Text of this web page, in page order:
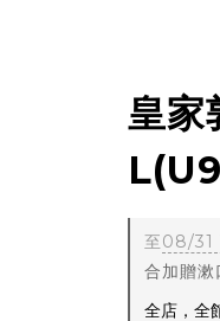
皇家
至08/31
合加贈
全店，全